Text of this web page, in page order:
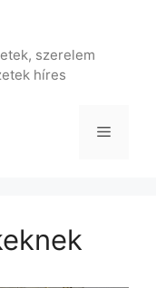
szerelem
híres
Menü